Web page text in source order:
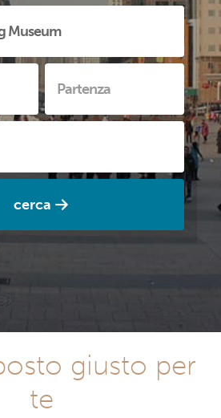
cerca
giusto per
te